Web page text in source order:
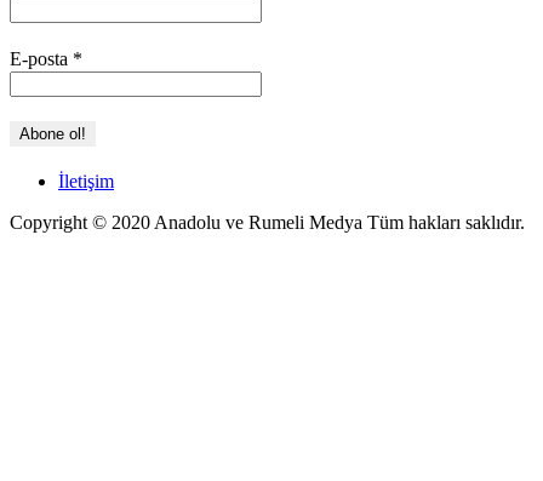
E-posta *
İletişim
Copyright © 2020 Anadolu ve Rumeli Medya Tüm hakları saklıdır.